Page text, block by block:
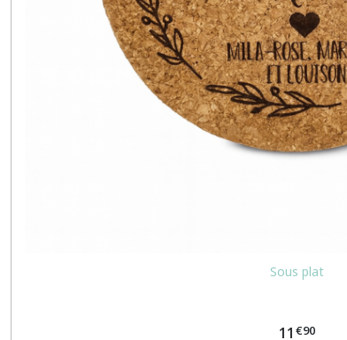
Sous plat
11 €90